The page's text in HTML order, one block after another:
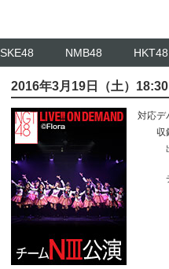
SKE48 NMB48 HKT48
2016年3月19日（土）
対応デ
収